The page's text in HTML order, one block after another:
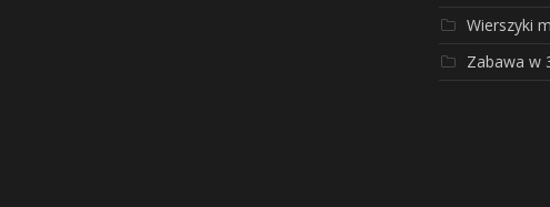
Wierszyki
Zabawa w